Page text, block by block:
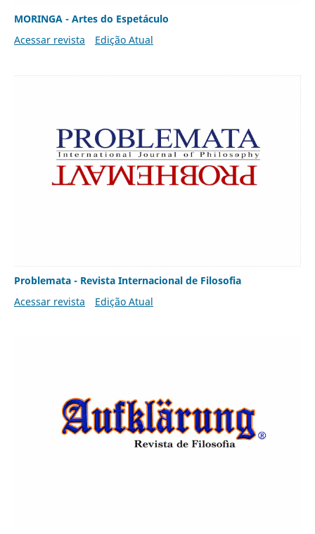
MORINGA - Artes do Espetáculo
Acessar revista
Edição Atual
Problemata - Revista Internacional de Filosofia
Acessar revista
Edição Atual